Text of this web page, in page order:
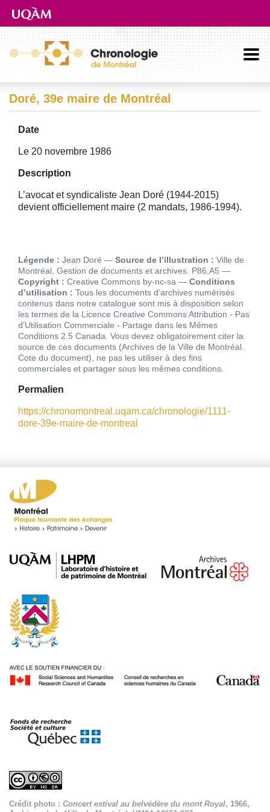
Aller directement au contenu principal
Doré, 39e maire de Montréal
Date
Le 20 novembre 1986
Description
L’avocat et syndicaliste Jean Doré (1944-2015)
devient officiellement maire (2 mandats, 1986-1994).
Légende : Jean Doré Source de l’illustration : Ville de
Montréal. Gestion de documents et archives. P86,A5
Copyright : Creative Commons by-nc-sa
Conditions
d’utilisation : Tous les documents d’archives numérisés
contenus dans notre catalogue sont mis à disposition selon
les termes de la Licence Creative Commons Attribution - Pas
d’Utilisation Commerciale - Partage dans les Mêmes
Conditions 2.5 Canada. Vous devez obligatoirement citer la
source de ces documents (Archives de la Ville de Montréal.
Cote du document), ne pas les utiliser à des fins
commerciales et partager sous les mêmes conditions
Permalien
https://chronomontreal.uqam.ca/chronologie/1111-
dore-39e-maire-de-montreal
Crédit photo : Concert estival au belvédère du mont Royal, 1966,